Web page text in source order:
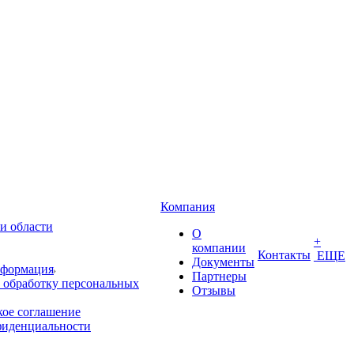
области
персональных
соглашение
Компания
О
компании
Документы
Партнеры
Отзывы
Контакты
+
ЕЩЕ